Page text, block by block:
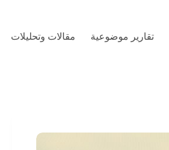
تقارير موضوعية مقالات وتحليلات